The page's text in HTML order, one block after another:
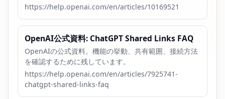
https://help.openai.com/en/articles/10169521
OpenAI公式資料: ChatGPT Shared Links FAQ
OpenAIの公式資料。機能の挙動、共有範囲、接続方法
を確認するために残しています。
https://help.openai.com/en/articles/7925741-
chatgpt-shared-links-faq